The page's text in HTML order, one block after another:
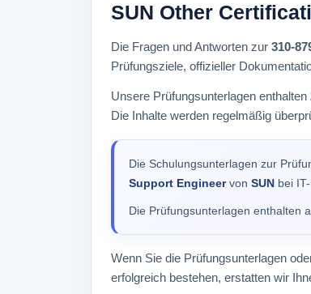
SUN Other
Die Fragen und Antworten zur 310-
Prüfungsziele, offizieller
Unsere Prüfungsunterlagen enthalten
Die Inhalte werden regelmäßig
Die Schulungsunterlagen zur
Support Engineervon SUN bei
Die Prüfungsunterlagen enthalten
Wenn Sie die Prüfungsunterlagen
erfolgreich bestehen, erstatten wir